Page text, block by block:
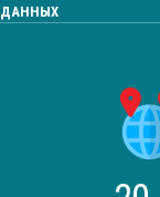
ДАННЫХ